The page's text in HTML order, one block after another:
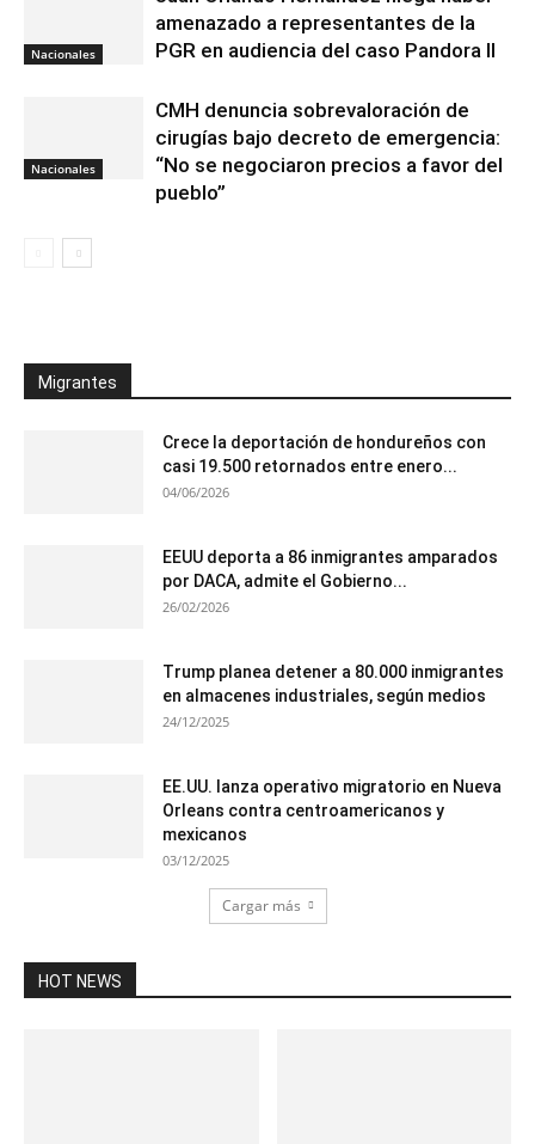
Nacionales
amenazado a representantes de la
PGR en audiencia del caso Pandora II
Nacionales
CMH denuncia sobrevaloración de
cirugías bajo decreto de emergencia:
“No se negociaron precios a favor del
pueblo”
Migrantes
Crece la deportación de hondureños con
casi 19.500 retornados entre enero...
04/06/2026
EEUU deporta a 86 inmigrantes amparados
por DACA, admite el Gobierno...
26/02/2026
Trump planea detener a 80.000 inmigrantes
en almacenes industriales, según medios
24/12/2025
EE.UU. lanza operativo migratorio en Nueva
Orleans contra centroamericanos y
mexicanos
03/12/2025
Cargar más
HOT NEWS